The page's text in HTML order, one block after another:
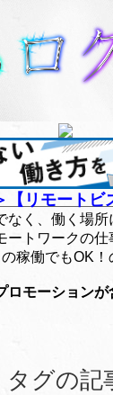
【リモートビ
なく、働く場
ートワークの仕
稼働でもOK！
ロモーションが
タグの記